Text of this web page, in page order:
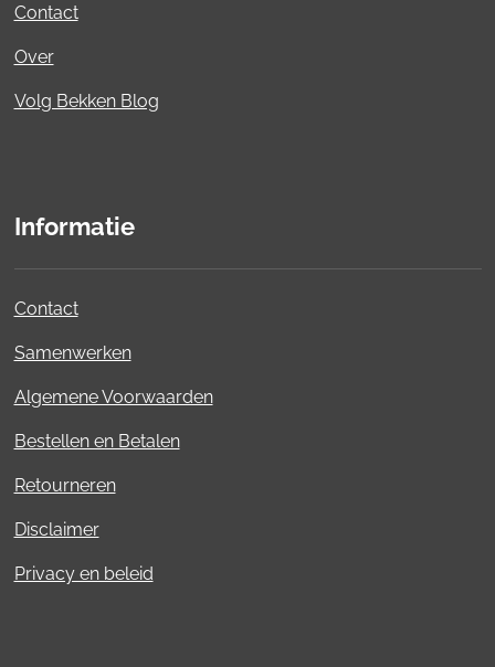
Contact
Over
Volg Bekken Blog
Informatie
Contact
Samenwerken
Algemene Voorwaarden
Bestellen en Betalen
Retourneren
Disclaimer
Privacy en beleid